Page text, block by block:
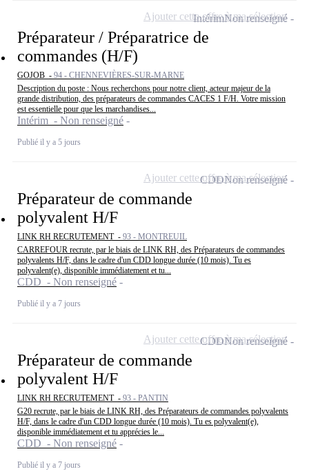
Préparateur / Préparatrice de
commandes (H/F)
GOJOB - 94 - CHENNEVIÈRES-SUR-MARNE
Description du poste : Nous recherchons pour notre client, acteur majeur de la
grande distribution, des préparateurs de commandes CACES 1 F/H. Votre mission
est essentielle pour que les marchandises...
Intérim - Non renseigné
Publié il y a 5 jours
IntérimNon renseigné
Ajouter cette offre à ma sélection
Préparateur de commande
polyvalent H/F
LINK RH RECRUTEMENT - 93 - MONTREUIL
CARREFOUR recrute, par le biais de LINK RH, des Préparateurs de commandes
polyvalents H/F, dans le cadre d'un CDD longue durée (10 mois). Tu es
polyvalent(e), disponible immédiatement et tu...
CDD - Non renseigné
Publié il y a 7 jours
CDDNon renseigné
Ajouter cette offre à ma sélection
Préparateur de commande
polyvalent H/F
LINK RH RECRUTEMENT - 93 - PANTIN
G20 recrute, par le biais de LINK RH, des Préparateurs de commandes polyvalents
H/F, dans le cadre d'un CDD longue durée (10 mois). Tu es polyvalent(e),
disponible immédiatement et tu apprécies le...
CDD - Non renseigné
Publié il y a 7 jours
CDDNon renseigné
Ajouter cette offre à ma sélection